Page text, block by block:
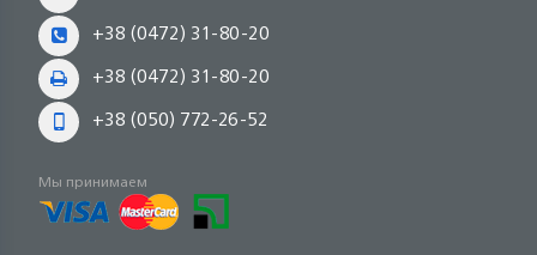
+38 (0472) 31-80-20
+38 (0472) 31-80-20
+38 (050) 772-26-52
Мы принимаем